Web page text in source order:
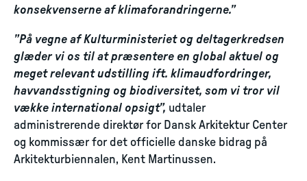
konsekvenserne af klimaforandringerne.”
”På vegne af Kulturministeriet og deltagerkredsen
glæder vi os til at præsentere en global aktuel og
meget relevant udstilling ift. klimaudfordringer,
havvandsstigning og biodiversitet, som vi tror vil
vække international opsigt”, udtaler
administrerende direktør for Dansk Arkitektur Center
og kommissær for det officielle danske bidrag på
Arkitekturbiennalen, Kent Martinussen.